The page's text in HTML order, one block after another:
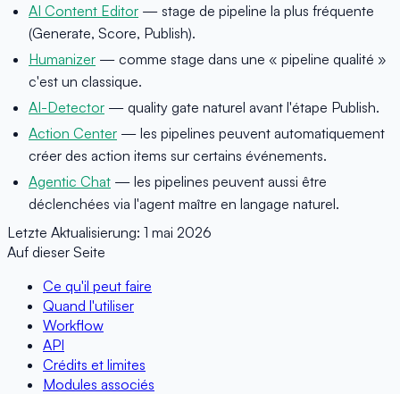
AI Content Editor — stage de pipeline la plus fréquente
(Generate, Score, Publish).
Humanizer — comme stage dans une « pipeline qualité »
c'est un classique.
AI-Detector — quality gate naturel avant l'étape Publish.
Action Center — les pipelines peuvent automatiquement
créer des action items sur certains événements.
Agentic Chat — les pipelines peuvent aussi être
déclenchées via l'agent maître en langage naturel.
Letzte Aktualisierung: 1 mai 2026
Auf dieser Seite
Ce qu'il peut faire
Quand l'utiliser
Workflow
API
Crédits et limites
Modules associés